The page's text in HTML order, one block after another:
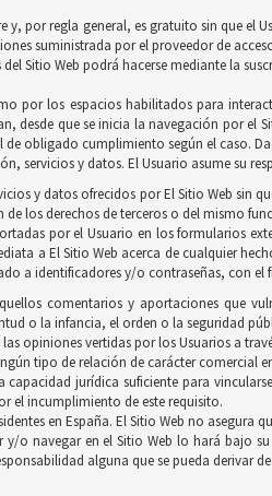
y, por regla general, es gratuito sin que
suministrada por el proveedor de
Sitio Web podrá hacerse mediante la
por los espacios habilitados para
desde que se inicia la navegación por
obligado cumplimiento según el caso.
servicios y datos. El Usuario asume su
y datos ofrecidos por El Sitio Web sin
los derechos de terceros o del mismo
por el Usuario en los formularios
a El Sitio Web acerca de cualquier
a identificadores y/o contraseñas, con el
comentarios y aportaciones que
o la infancia, el orden o la seguridad
opiniones vertidas por los Usuarios a
tipo de relación de carácter comercial
jurídica suficiente para
el incumplimiento de este requisito.
en España. El Sitio Web no
o navegar en el Sitio Web lo hará bajo
alguna que se pueda derivar